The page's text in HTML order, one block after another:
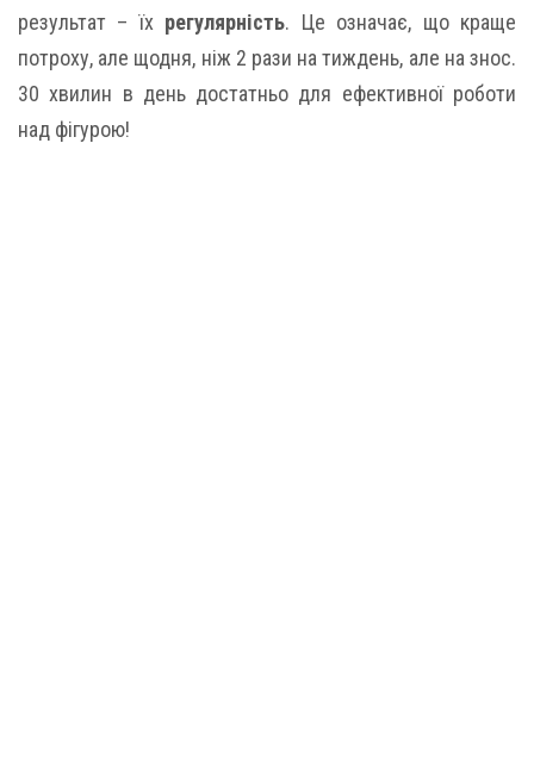
результат – їх регулярність. Це означає, що краще
потроху, але щодня, ніж 2 рази на тиждень, але на знос.
30 хвилин в день достатньо для ефективної роботи
над фігурою!